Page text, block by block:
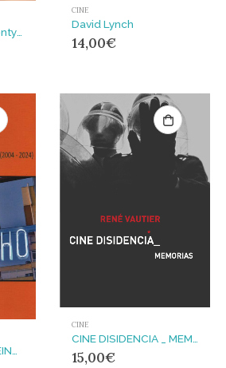
CINE
David Lynch
14,00€
CINE
CINE DISIDENCIA _ MEMORIAS
15,00€